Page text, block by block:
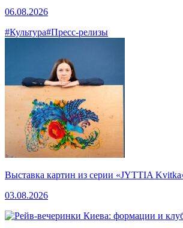
06.08.2026
#Культура#Пресс-релизы
Выставка картин из серии «JYTTIA
03.08.2026